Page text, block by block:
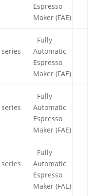
Espresso
Maker (FAE)
series
Fully
Automatic
Espresso
Maker (FAE)
series
Fully
Automatic
Espresso
Maker (FAE)
series
Fully
Automatic
Espresso
Maker (FAE)